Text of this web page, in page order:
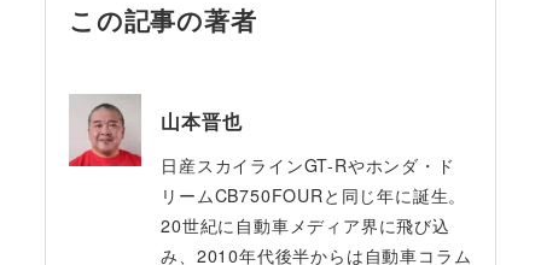
この記事の著者
山本晋也
日産スカイラインGT-Rやホンダ・ド
リームCB750FOURと同じ年に誕生。
20世紀に自動車メディア界に飛び込
み、2010年代後半からは自動車コラム